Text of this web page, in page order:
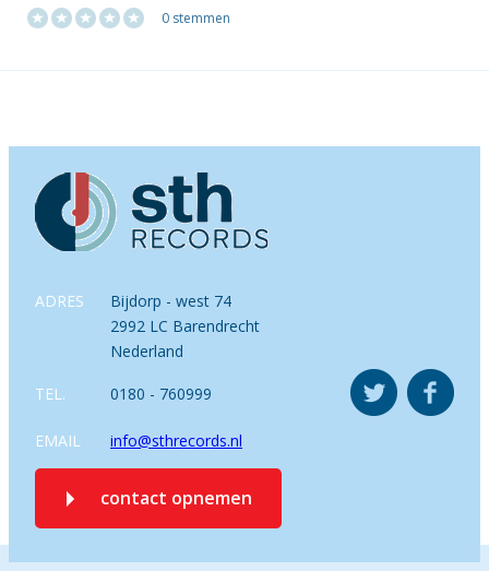
0 stemmen
ADRES
Bijdorp - west 74
2992 LC Barendrecht
Nederland
TEL. 0180 - 760999
EMAIL info@sthrecords.nl
contact opnemen